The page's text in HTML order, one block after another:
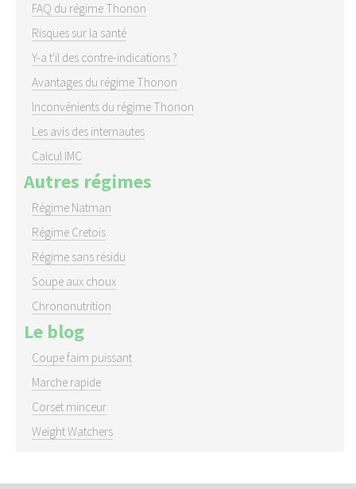
FAQ du régime Thonon
Risques sur la santé
Y-a t'il des contre-indications ?
Avantages du régime Thonon
Inconvénients du régime Thonon
Les avis des internautes
Calcul IMC
Autres régimes
Régime Natman
Régime Cretois
Régime sans résidu
Soupe aux choux
Chrononutrition
Le blog
Coupe faim puissant
Marche rapide
Corset minceur
Weight Watchers